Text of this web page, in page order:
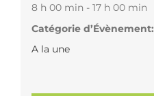
8 h 00 min - 17 h 00 min
Catégorie d’Évènement:
A la une